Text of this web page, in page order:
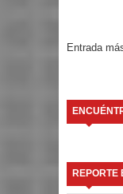
Entrada
REPORTE